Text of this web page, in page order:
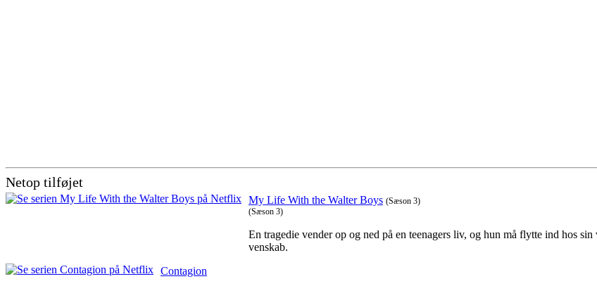
Netop tilføjet
My Life With the Walter Boys (Sæson 3)
(Sæson 3)
En tragedie vender op og ned på en teenagers liv, og hun må flytte ind hos
venskab.
Contagion